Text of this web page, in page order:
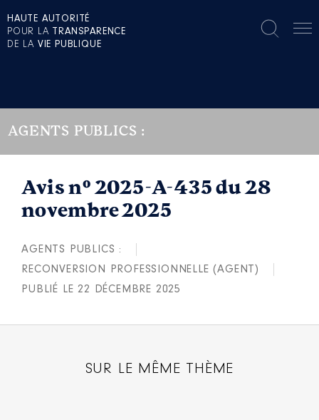
HAUTE AUTORITÉ
POUR LA TRANSPARENCE
DE LA VIE PUBLIQUE
AGENTS PUBLICS :
Avis n° 2025-A-435 du 28
novembre 2025
AGENTS PUBLICS :
RECONVERSION PROFESSIONNELLE (AGENT)
PUBLIÉ LE 22 DÉCEMBRE 2025
SUR LE MÊME THÈME